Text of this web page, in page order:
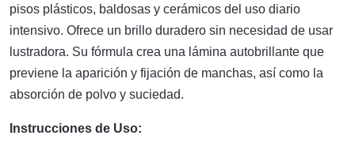
pisos plásticos, baldosas y cerámicos del uso diario
intensivo. Ofrece un brillo duradero sin necesidad de usar
lustradora. Su fórmula crea una lámina autobrillante que
previene la aparición y fijación de manchas, así como la
absorción de polvo y suciedad.
Instrucciones de Uso: